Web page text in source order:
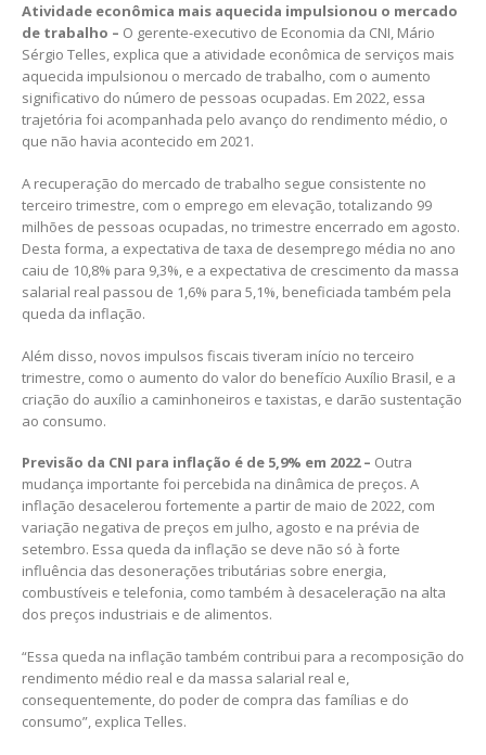
Atividade econômica mais aquecida impulsionou o mercado
de trabalho – O gerente-executivo de Economia da CNI, Mário
Sérgio Telles, explica que a atividade econômica de serviços mais
aquecida impulsionou o mercado de trabalho, com o aumento
significativo do número de pessoas ocupadas. Em 2022, essa
trajetória foi acompanhada pelo avanço do rendimento médio, o
que não havia acontecido em 2021.
A recuperação do mercado de trabalho segue consistente no
terceiro trimestre, com o emprego em elevação, totalizando 99
milhões de pessoas ocupadas, no trimestre encerrado em agosto.
Desta forma, a expectativa de taxa de desemprego média no ano
caiu de 10,8% para 9,3%, e a expectativa de crescimento da massa
salarial real passou de 1,6% para 5,1%, beneficiada também pela
queda da inflação.
Além disso, novos impulsos fiscais tiveram início no terceiro
trimestre, como o aumento do valor do benefício Auxílio Brasil, e a
criação do auxílio a caminhoneiros e taxistas, e darão sustentação
ao consumo.
Previsão da CNI para inflação é de 5,9% em 2022 – Outra
mudança importante foi percebida na dinâmica de preços. A
inflação desacelerou fortemente a partir de maio de 2022, com
variação negativa de preços em julho, agosto e na prévia de
setembro. Essa queda da inflação se deve não só à forte
influência das desonerações tributárias sobre energia,
combustíveis e telefonia, como também à desaceleração na alta
dos preços industriais e de alimentos.
“Essa queda na inflação também contribui para a recomposição do
rendimento médio real e da massa salarial real e,
consequentemente, do poder de compra das famílias e do
consumo”, explica Telles.